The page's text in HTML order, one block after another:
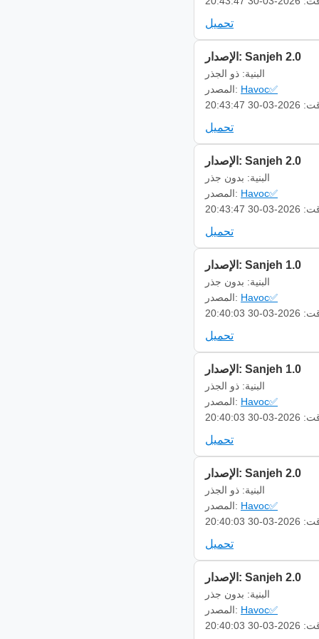
تحميل
الإصدار: Sanjeh 2.0
البنية: ذو الجذر
المصدر: Havoc✅
30 20:43:47
تحميل
الإصدار: Sanjeh 2.0
البنية: بدون جذر
المصدر: Havoc✅
30 20:43:47
تحميل
الإصدار: Sanjeh 1.0
البنية: بدون جذر
المصدر: Havoc✅
30 20:40:03
تحميل
الإصدار: Sanjeh 1.0
البنية: ذو الجذر
المصدر: Havoc✅
30 20:40:03
تحميل
الإصدار: Sanjeh 2.0
البنية: ذو الجذر
المصدر: Havoc✅
30 20:40:03
تحميل
الإصدار: Sanjeh 2.0
البنية: بدون جذر
المصدر: Havoc✅
30 20:40:03